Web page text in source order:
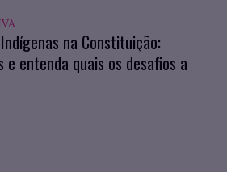
na Constituição:
entenda quais os desafios a